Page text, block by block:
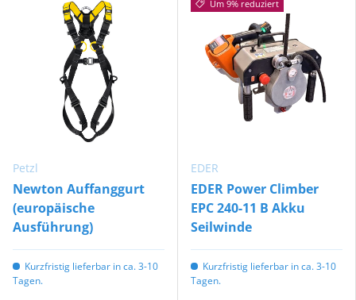
Petzl
Newton Auffanggurt
(europäische
Ausführung)
Kurzfristig lieferbar in ca. 3-10
Tagen.
Um 9% reduziert
EDER
EDER Power Climber
EPC 240-11 B Akku
Seilwinde
Kurzfristig lieferbar in ca. 3-10
Tagen.